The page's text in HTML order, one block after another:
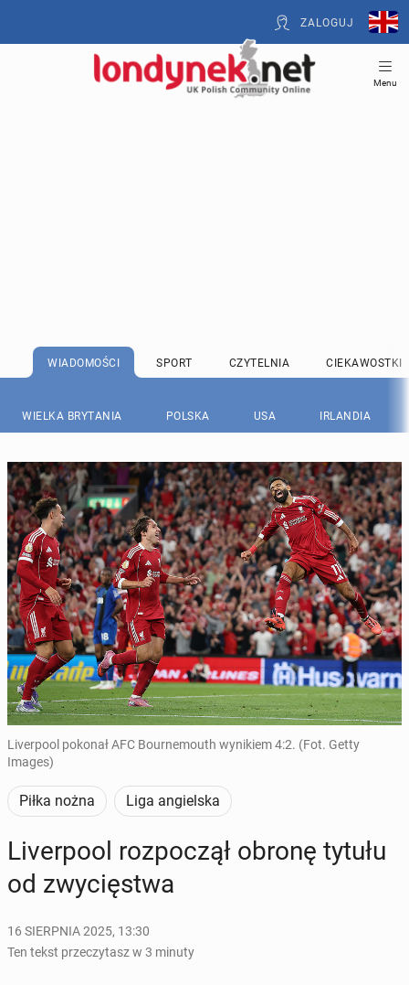
ZALOGUJ
Menu
WIADOMOŚCI SPORT CZYTELNIA CIEKAWOSTKI
WIELKA BRYTANIA POLSKA USA IRLANDIA
Liverpool pokonał AFC Bournemouth wynikiem 4:2. (Fot. Getty
Images)
Piłka nożna Liga angielska
Li­ver­po­ol roz­po­czął obronę tytułu
od zwy­cię­stwa
16 SIERPNIA 2025, 13:30
Ten tekst przeczytasz w 3 minuty